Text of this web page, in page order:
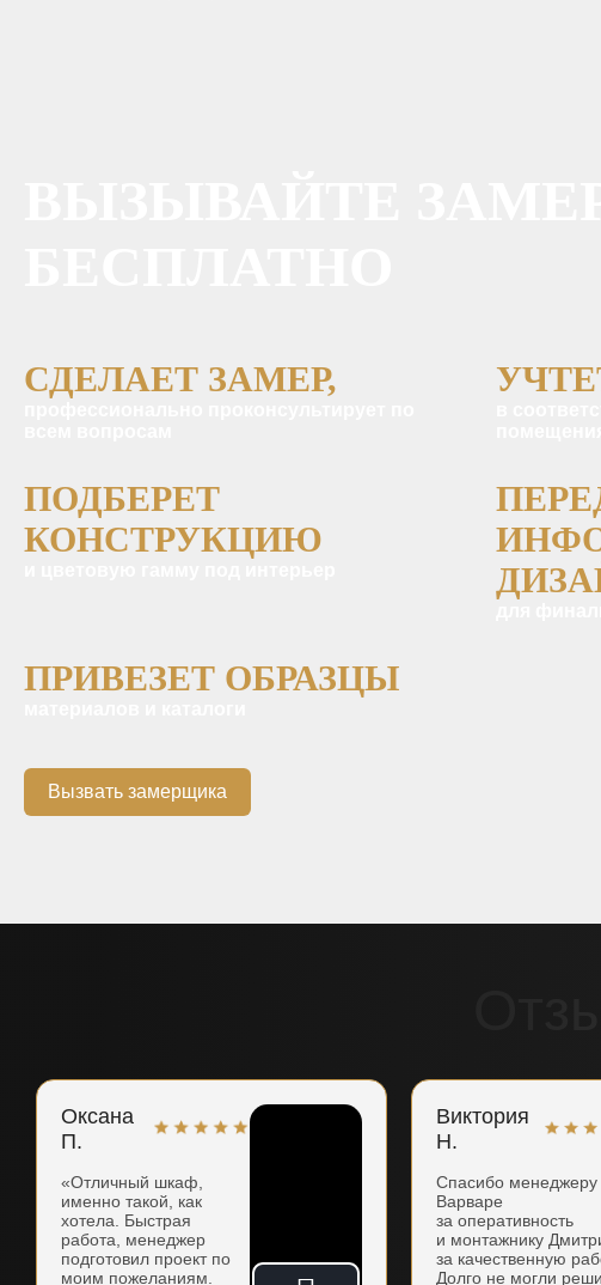
СДЕЛАЕТ ЗАМЕР,
ПОДБЕРЕТ
КОНСТРУКЦИЮ
ПРИВЕЗЕТ ОБРАЗЦЫ
Вызвать замерщика
Оксана
П.
«Отличный шкаф,
именно такой, как
хотела. Быстрая
работа, менеджер
подготовил проект по
моим пожеланиям.
Виктория
Н.
Спасибо менеджеру
Варваре
за оперативность
и монтажнику
за качественную
Долго не могли